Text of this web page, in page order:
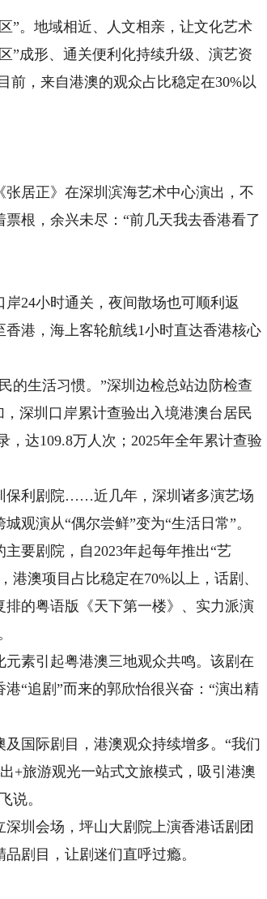
。地域相近、人文相亲，让文化艺术
”成形、通关便利化持续升级、演艺资
前，来自港澳的观众占比稳定在30%以
居正》在深圳滨海艺术中心演出，不
根，余兴未尽：“前几天我去香港看了
24小时通关，夜间散场也可顺利返
港，海上客轮航线1小时直达香港核心
生活习惯。”深圳边检总站边防检查
深圳口岸累计查验出入境港澳台居民
达109.8万人次；2025年全年累计查验
利剧院……近几年，深圳诸多演艺场
观演从“偶尔尝鲜”变为“生活日常”。
要剧院，自2023年起每年推出“艺
港澳项目占比稳定在70%以上，话剧、
的粤语版《天下第一楼》、实力派演
素引起粤港澳三地观众共鸣。该剧在
“追剧”而来的郭欣怡很兴奋：“演出精
国际剧目，港澳观众持续增多。“我们
+旅游观光一站式文旅模式，吸引港澳
说。
圳会场，坪山大剧院上演香港话剧团
剧目，让剧迷们直呼过瘾。